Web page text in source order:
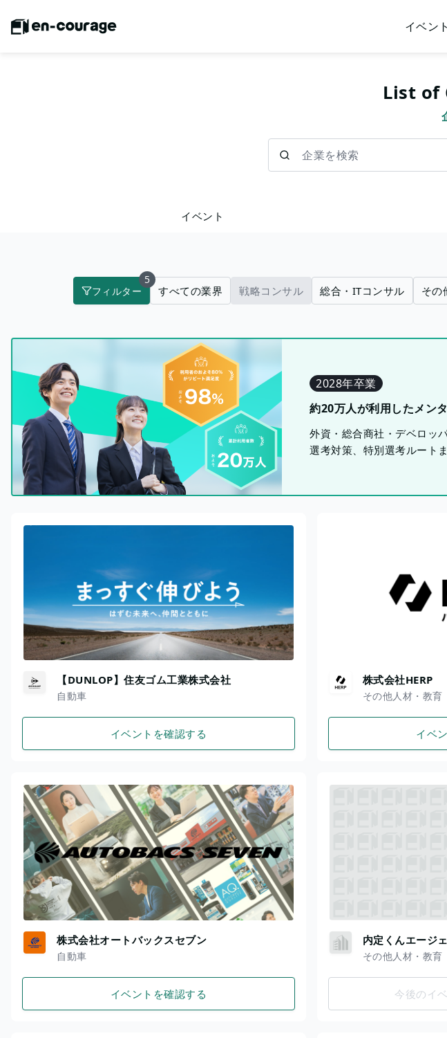
イベント
List of
イベント
フィルター
5
すべての業界 戦略コンサル 総合・ITコンサル その
2028年卒業
約20万人が利用したメン
外資・総合商社・デベロッ
選考対策、特別選考ルート
【DUNLOP】住友ゴム工業株式会社
自動車
イベントを確認する
株式会社HERP
その他人材・教育
イベ
株式会社オートバックスセブン
自動車
イベントを確認する
内定くんエージ
その他人材・教育
今後のイ